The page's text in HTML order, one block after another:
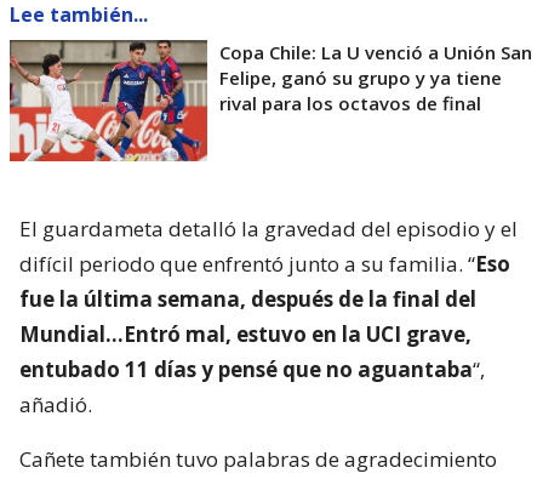
Lee también...
Copa Chile: La U venció a Unión San
Felipe, ganó su grupo y ya tiene
rival para los octavos de final
El guardameta detalló la gravedad del episodio y el
difícil periodo que enfrentó junto a su familia. “Eso
fue la última semana, después de la final del
Mundial…Entró mal, estuvo en la UCI grave,
entubado 11 días y pensé que no aguantaba“,
añadió.
Cañete también tuvo palabras de agradecimiento